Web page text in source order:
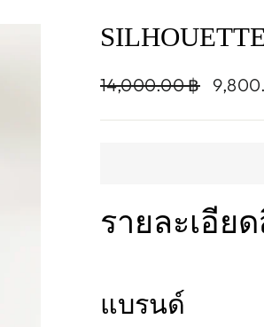
Regular
14,000.00 ฿
Sale
รายละเอีย
แบรนด์